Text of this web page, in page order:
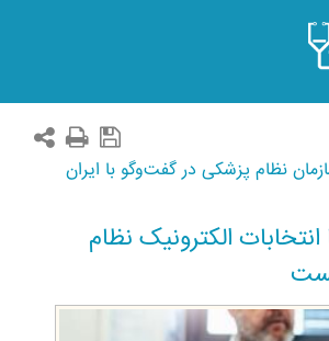
نظام پزشکی در گفت‌وگو با ایران
الکترونیک نظام